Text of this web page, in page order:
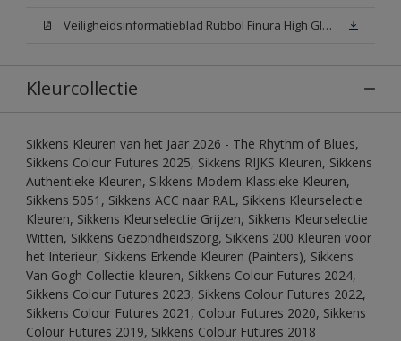
Veiligheidsinformatieblad Rubbol Finura High Gloss N00 (MSDS)
Kleurcollectie
Sikkens Kleuren van het Jaar 2026 - The Rhythm of Blues,
Sikkens Colour Futures 2025, Sikkens RIJKS Kleuren, Sikkens
Authentieke Kleuren, Sikkens Modern Klassieke Kleuren,
Sikkens 5051, Sikkens ACC naar RAL, Sikkens Kleurselectie
Kleuren, Sikkens Kleurselectie Grijzen, Sikkens Kleurselectie
Witten, Sikkens Gezondheidszorg, Sikkens 200 Kleuren voor
het Interieur, Sikkens Erkende Kleuren (Painters), Sikkens
Van Gogh Collectie kleuren, Sikkens Colour Futures 2024,
Sikkens Colour Futures 2023, Sikkens Colour Futures 2022,
Sikkens Colour Futures 2021, Colour Futures 2020, Sikkens
Colour Futures 2019, Sikkens Colour Futures 2018